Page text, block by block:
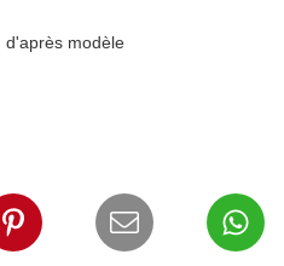
d'après modèle